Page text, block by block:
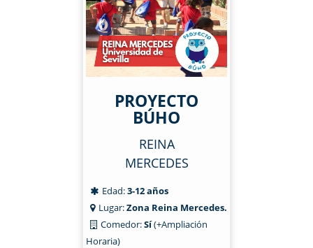
PROYECTO
BÚHO
REINA
MERCEDES
Edad:3-12 años
Lugar:Zona Reina Mercedes.
Comedor:Sí(+Ampliación
Horaria)